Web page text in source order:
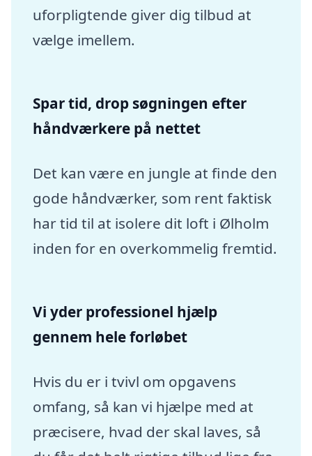
uforpligtende giver dig tilbud at
vælge imellem.
Spar tid, drop søgningen efter
håndværkere på nettet
Det kan være en jungle at finde den
gode håndværker, som rent faktisk
har tid til at isolere dit loft i Ølholm
inden for en overkommelig fremtid.
Vi yder professionel hjælp
gennem hele forløbet
Hvis du er i tvivl om opgavens
omfang, så kan vi hjælpe med at
præcisere, hvad der skal laves, så